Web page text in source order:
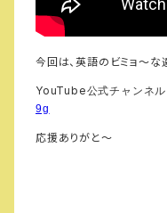
今回は、英語のビミョ～な
YouTube公式チャンネ
9g
応援ありがと～